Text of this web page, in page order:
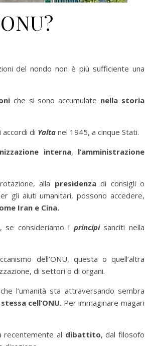
del nondo non è più sufficiente una
che si sono accumulate nella storia
di Yalta nel 1945, a cinque Stati.
interna, l’amministrazione
alla presidenzadi consigli o
gli aiuti umanitari, possono accedere,
Iran e Cina.
, se consideriamo i principisanciti nella
dell’ONU, questa o quell’altra
di settori o di organi.
l’umanità sta attraversando sembra
cell’ONU. Per immaginare magari
recentemente al dibattito, dal filosofo